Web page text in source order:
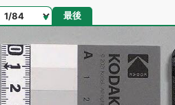
ージ 最後